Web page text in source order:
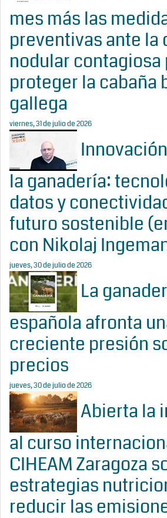
mes más las
preventivas ante la
nodular contagiosa
proteger la cabaña
gallega
viernes, 31 de julio de 2026
la ganadería:
datos y
futuro sostenible
con Nikolaj
jueves, 30 de julio de 2026
La
española afronta
creciente presión
precios
jueves, 30 de julio de 2026
Abierta la
al curso
CIHEAM Zaragoza
estrategias
reducir las